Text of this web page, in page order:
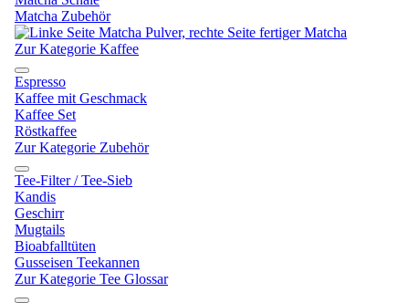
Matcha Zubehör
Zur Kategorie Kaffee
Espresso
Kaffee mit Geschmack
Kaffee Set
Röstkaffee
Zur Kategorie Zubehör
Tee-Filter / Tee-Sieb
Kandis
Geschirr
Mugtails
Bioabfalltüten
Gusseisen Teekannen
Zur Kategorie Tee Glossar